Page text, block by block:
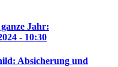
Jahr:
- 10:30
Absicherung und